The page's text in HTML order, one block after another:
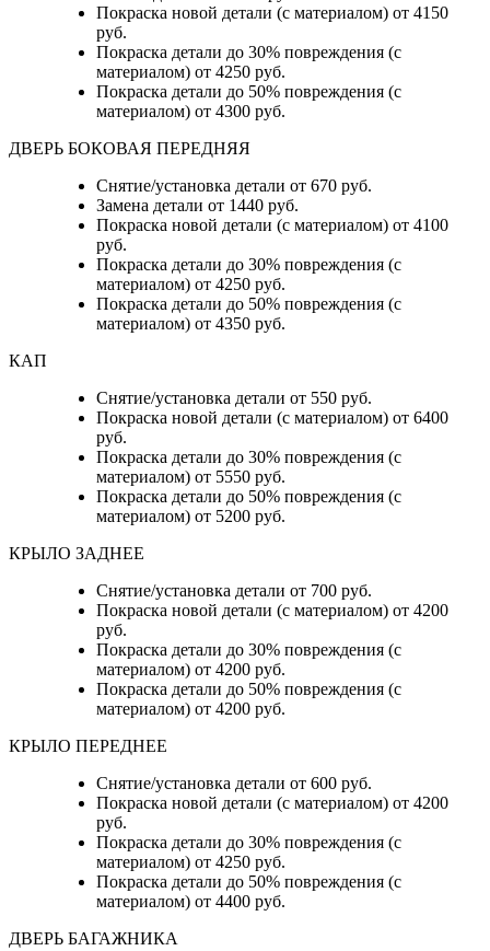
Покраска новой детали (с материалом) от 4150
руб.
Покраска детали до 30% повреждения (с
материалом) от 4250 руб.
Покраска детали до 50% повреждения (с
материалом) от 4300 руб.
ДВЕРЬ БОКОВАЯ ПЕРЕДНЯЯ
Снятие/установка детали от 670 руб.
Замена детали от 1440 руб.
Покраска новой детали (с материалом) от 4100
руб.
Покраска детали до 30% повреждения (с
материалом) от 4250 руб.
Покраска детали до 50% повреждения (с
материалом) от 4350 руб.
КАП
Снятие/установка детали от 550 руб.
Покраска новой детали (с материалом) от 6400
руб.
Покраска детали до 30% повреждения (с
материалом) от 5550 руб.
Покраска детали до 50% повреждения (с
материалом) от 5200 руб.
КРЫЛО ЗАДНЕЕ
Снятие/установка детали от 700 руб.
Покраска новой детали (с материалом) от 4200
руб.
Покраска детали до 30% повреждения (с
материалом) от 4200 руб.
Покраска детали до 50% повреждения (с
материалом) от 4200 руб.
КРЫЛО ПЕРЕДНЕЕ
Снятие/установка детали от 600 руб.
Покраска новой детали (с материалом) от 4200
руб.
Покраска детали до 30% повреждения (с
материалом) от 4250 руб.
Покраска детали до 50% повреждения (с
материалом) от 4400 руб.
ДВЕРЬ БАГАЖНИКА